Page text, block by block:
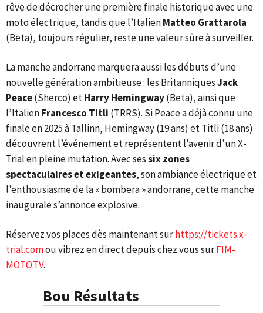
rêve de décrocher une première finale historique avec une
moto électrique, tandis que l’ItalienMatteo Grattarola
(Beta), toujours régulier, reste une valeur sûre à surveiller.
La manche andorrane marquera aussi les débuts d’une
nouvelle génération ambitieuse : les BritanniquesJack
Peace(Sherco) etHarry Hemingway(Beta), ainsi que
l’ItalienFrancesco Titli (TRRS). Si Peace a déjà connu une
finale en 2025 à Tallinn, Hemingway (19 ans) et Titli (18 ans)
découvrent l’événement et représentent l’avenir d’un X-
Trial en pleine mutation. Avec sessix zones
spectaculaires et exigeantes, son ambiance électrique et
l’enthousiasme de la « bombera » andorrane, cette manche
inaugurale s’annonce explosive.
Réservez vos places dès maintenant surhttps://tickets.x-
trial.comou vibrez en direct depuis chez vous surFIM-
MOTO.TV.
Bou Résultats